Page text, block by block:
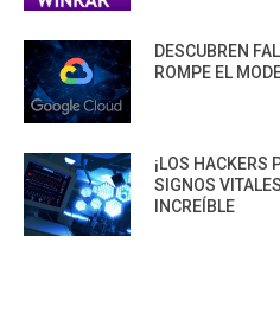
DESCUBREN
ROMPE EL
¡LOS HACKERS
SIGNOS
INCREÍBLE